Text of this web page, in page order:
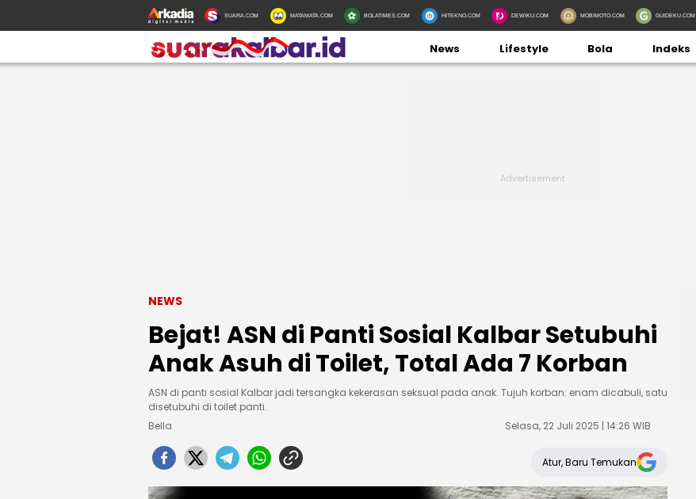
SUARA.COM MATAMATA.COM BOLATIMES.COM HITEKNO.COM DEWIKU.COM MOBIMOTO.COM GUIDEKU.COM
News Lifestyle Bola Indeks
NEWS
Bejat! ASN di Panti Sosial Kalbar Setubuhi
Anak Asuh di Toilet, Total Ada 7 Korban
ASN di panti sosial Kalbar jadi tersangka kekerasan seksual pada anak. Tujuh korban: enam dicabuli, satu
disetubuhi di toilet panti.
Bella
Selasa, 22 Juli 2025 | 14:26 WIB
Atur, Baru Temukan